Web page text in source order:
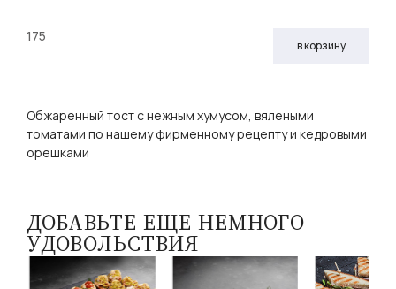
175
в корзину
Обжаренный тост с нежным хумусом, вялеными
томатами по нашему фирменному рецепту и кедровыми
орешками
ДОБАВЬТЕ ЕЩЕ НЕМНОГО
УДОВОЛЬСТВИЯ